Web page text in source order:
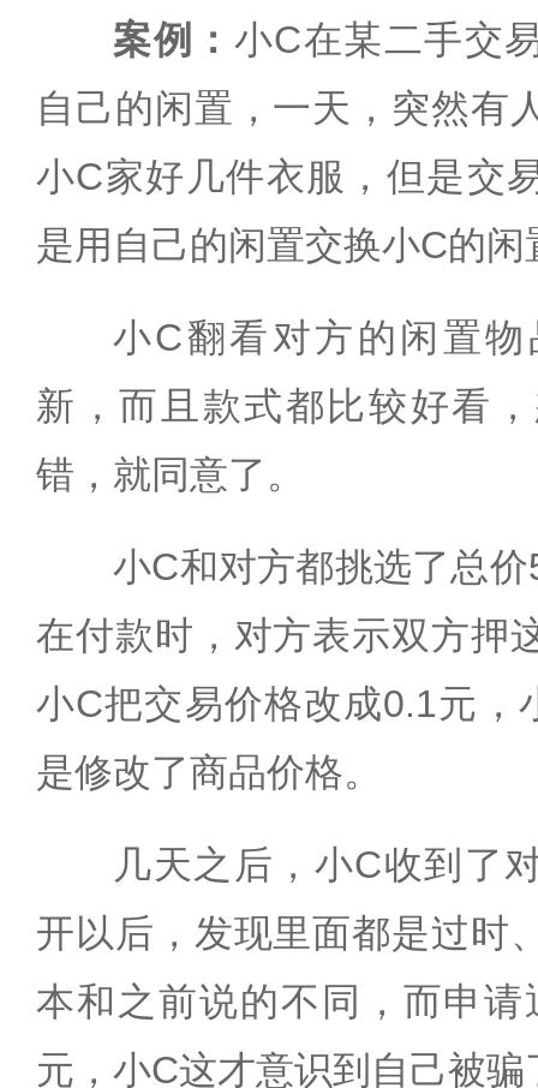
案例： 小C在某二手交
自己的闲置，一天，突然有
小C家好几件衣服，但是
是用自己的闲置交换小C的闲
小C翻看对方的闲置
新，而且款式都比较好看
错，就同意了。
小C和对方都挑选了总
在付款时，对方表示双方押
小C把交易价格改成0.1元，
是修改了商品价格。
几天之后，小C收到了
开以后，发现里面都是过时
本和之前说的不同，而申
元，小C这才意识到自己被骗